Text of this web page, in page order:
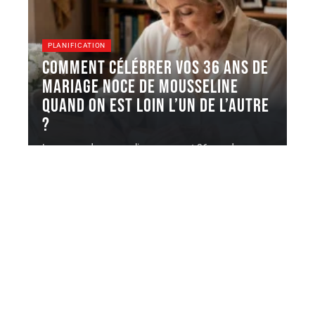
PLANIFICATION
Comment célébrer vos 36 ans de
mariage Noce de mousseline
quand on est loin l’un de l’autre
?
Les noces de mousseline marquent 36 ans de